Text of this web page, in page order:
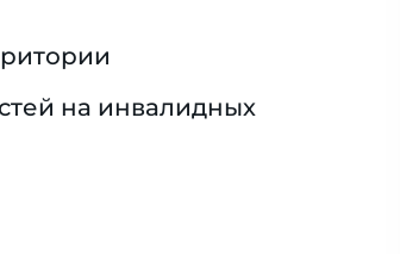
на инвалидных